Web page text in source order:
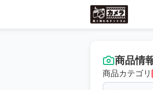
商品情
商品カテゴリ